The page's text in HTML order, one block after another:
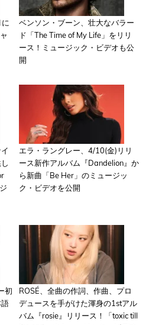
ベンソン・ブーン、壮大なバラー
ド「The Time of My Life」をリリ
ース！ミュージック・ビデオも公
開
エラ・ラングレー、4/10(金)リリ
ース新作アルバム『Dandelion』か
ら新曲「Be Her」のミュージッ
ク・ビデオを公開
初
ROSÉ、全曲の作詞、作曲、プロ
デュースを手がけた渾身の1stアル
バム『rosie』リリース！「toxic till